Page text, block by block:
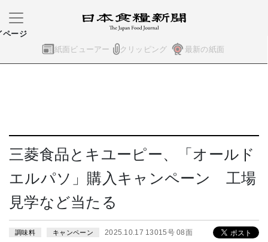
紙面ビューアー クリッピング 最新の紙面
ページ
三菱食品とキユーピー、「オールド
エルパソ」購入キャンペーン 工場
見学など当たる
調味料 キャンペーン 2025.10.17 13015号 08面